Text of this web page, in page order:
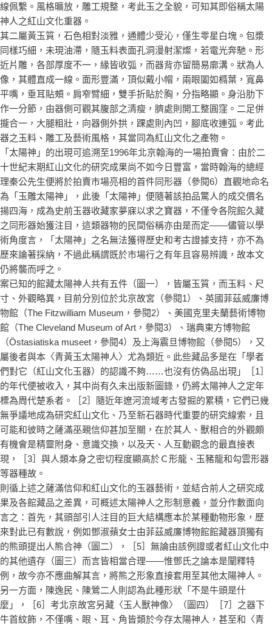
線佩繫。風格曠放，雕工規整，考此玉之全貌，可知其即俗稱太陽
神人之紅山文化重器。
其二屬黃玉質，石色相對淡雅，通體少受沁，僅生零星白塊。包漿
同樣巧細，未現油滯，隨玉料表面孔洞漫射潔燦，若電光奔馳。形
近片雕，各部厚度不一，緣皆收弧，而器背亦留簡易廓溝。狀為人
像，其體直成一線。面形豐滿，頂似戴小帽，兩眼闔如橢葉，寬鼻
平嘴，垂耳貼頰。肩窄臂細，雙手折貼於胸，分指略顯。身沿肋下
作一分節，由器側可觀其腹部之清瘦，臍處則開工整圓窪。二足併
攏合一，大腿粗壯，向器側外拱，踝處則內凹，腳底收連弧。考此
器之玉料、雕工及藝術風格，其當同為紅山文化之產物。
「太陽神」的出現可追溯至1996年北京翰海的一場拍賣會：由於二
十世紀末期紅山文化的研究成果尚不如今日豐富，當時翰海的總經
理秦公先生便將於拍賣市場亮相的首件同形器（參閱6）直觀地命名
為「玉雕太陽神」，此後「太陽神」便隨著該拍品驚人的成交價名
揚四海，成為史前玉器收藏家夢寐以求之寶器，不僅令各院館久藏
之同形器始獲注目，這類器物的民間俗稱亦由是而定——儘管以學
術角度言，「太陽神」之名無法獲得歷史和考古證據支持，亦不為
歷來論著採納，不過此稱謂既於市場行之有年且容易辨識，故本文
仍將襲而呼之。
案已知的館藏太陽神人共有五件（圖一），皆屬玉質，而玉料、尺
寸、外觀略異，目前分別位於北京故宮（參閱1）、英國菲茲威廉博
物館（The Fitzwilliam Museum，參閱2）、美國克里夫蘭藝術博物
館（The Cleveland Museum of Art，參閱3）、瑞典東方博物館
（Östasiatiska museet，參閱4）及上海震旦博物館（參閱5），又
屬後者與本〈青黃玉太陽神人〉尤為類近。此些藏品多是在「學者
們對它（紅山文化玉器）的認識不夠……也沒有仿偽品出現」［1］
的年代便被收入，其中尚有久未出版新圖錄，仍將太陽神人之定年
標為周代楚系者。［2］隨近年遼河流域考古發掘的累積，它們已幾
無爭議地成為研究紅山文化、乃至新石器時代重要的研究線索，且
可能和彼時之薩滿巫覡信仰甚加至關，在於其人、獸相合的外觀頗
有機會是精靈附身、意識交換，以及天、人互動觀念的最直接表
現，［3］與人類本身之密切程度顯高於Ｃ形龍、玉豬龍和勾雲形器
等器種故。
則循上述之薩滿信仰和紅山文化的玉器藝術，並結合前人之研究成
果及各館藏品之差異，可概述太陽神人之形制意義，並分作數面向
言之：首先，其頭部引人注目的巨大結構應本於某種動物形象，歷
來對此已有數說，例如鄧淑蘋女士由菲茲威廉博物館館藏器頂獨有
的熊頭提出人熊合神（圖二），［5］無論由該例證或者紅山文化中
的其他遺存（圖三）而言皆相當合理——惟鄧氏之論本是闡釋特
例，故今亦不應曲解其言，將熊之形象直接套用至其他太陽神人。
另一方面，陳逸民、陳鶯二人則認為此種形狀「不是牛頭是什
麼」，［6］考北京故宮另藏〈玉人獸神像〉（圖四）［7］之器下
牛首紋飾，不僅嘴、眼、耳、角皆類於今存太陽神人，甚至和〈青